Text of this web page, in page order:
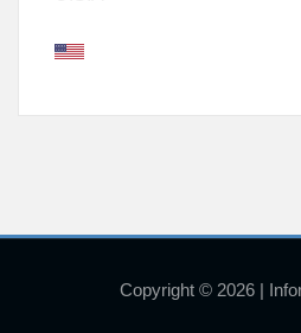
Copyright © 2026 |